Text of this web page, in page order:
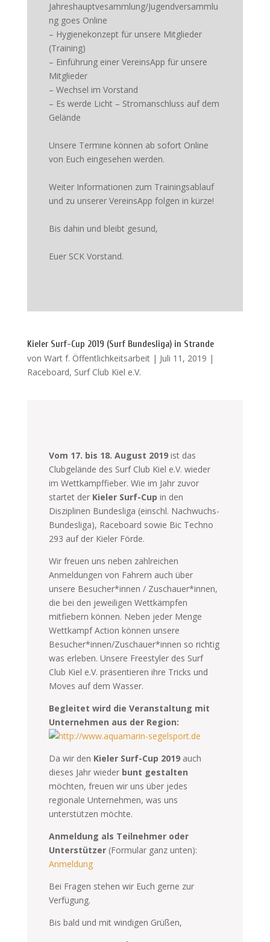
Jahreshauptvesammlung/Jugendversammlu
ng goes Online
– Hygienekonzept für unsere Mitglieder
(Training)
– Einführung einer VereinsApp für unsere
Mitglieder
– Wechsel im Vorstand
– Es werde Licht – Stromanschluss auf dem
Gelände
Unsere Termine können ab sofort Online
von Euch eingesehen werden.
Weiter Informationen zum Trainingsablauf
und zu unserer VereinsApp folgen in kürze!
Bis dahin und bleibt gesund,
Euer SCK Vorstand.
Kieler Surf-Cup 2019 (Surf Bundesliga) in Strande
von Wart f. Öffentlichkeitsarbeit| Juli 11, 2019 |
Raceboard, Surf Club Kiel e.V.
Vom 17. bis 18. August 2019ist das
Clubgelände des Surf Club Kiel e.V. wieder
im Wettkampffieber. Wie im Jahr zuvor
startet der Kieler Surf-Cup in den
Disziplinen Bundesliga (einschl. Nachwuchs-
Bundesliga), Raceboard sowie Bic Techno
293 auf der Kieler Förde.
Wir freuen uns neben zahlreichen
Anmeldungen von Fahrern auch über
unsere Besucher*innen / Zuschauer*innen,
die bei den jeweiligen Wettkämpfen
mitfiebern können. Neben jeder Menge
Wettkampf Action können unsere
Besucher*innen/Zuschauer*innen so richtig
was erleben. Unsere Freestyler des Surf
Club Kiel e.V. präsentieren ihre Tricks und
Moves auf dem Wasser.
Begleitet wird die Veranstaltung mit
Unternehmen aus der Region:
Da wir den Kieler Surf-Cup 2019auch
dieses Jahr wiederbunt gestalten
möchten, freuen wir uns über jedes
regionale Unternehmen, was uns
unterstützen möchte.
Anmeldung als Teilnehmer oder
Unterstützer(Formular ganz unten):
Anmeldung
Bei Fragen stehen wir Euch gerne zur
Verfügung.
Bis bald und mit windigen Grüßen,